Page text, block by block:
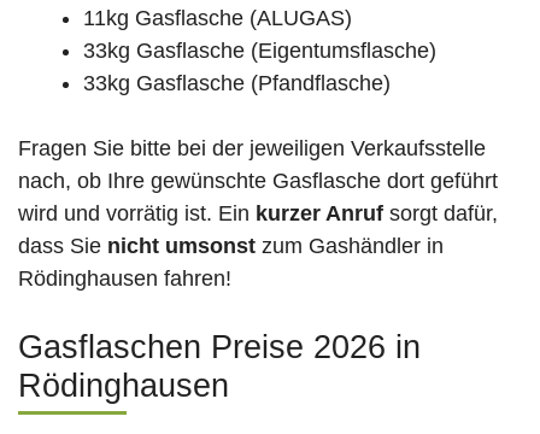
11kg Gasflasche (ALUGAS)
33kg Gasflasche (Eigentumsflasche)
33kg Gasflasche (Pfandflasche)
Fragen Sie bitte bei der jeweiligen Verkaufsstelle
nach, ob Ihre gewünschte Gasflasche dort geführt
wird und vorrätig ist. Ein kurzer Anruf sorgt dafür,
dass Sie nicht umsonst zum Gashändler in
Rödinghausen fahren!
Gasflaschen Preise 2026 in
Rödinghausen